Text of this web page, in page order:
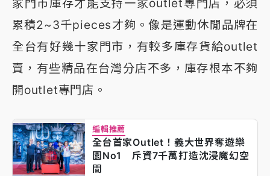
家門市庫存才能支持一家outlet專門店，必須
累積2~3千pieces才夠。像是運動休閒品牌在
全台有好幾十家門市，有較多庫存貨給outlet
賣，有些精品在台灣分店不多，庫存根本不夠
開outlet專門店。
編輯推薦
全台首家Outlet！義大世界奪遊樂
園No1 斥資7千萬打造沈浸魔幻空
間